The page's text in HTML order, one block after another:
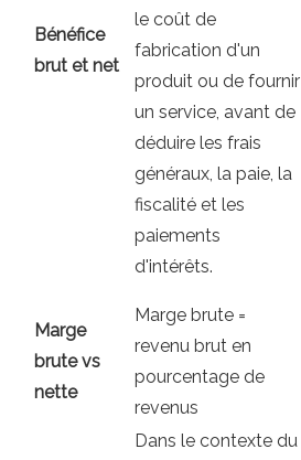
Bénéfice
brut et net
le coût de
fabrication d'un
produit ou de fournir
un service, avant de
déduire les frais
généraux, la paie, la
fiscalité et les
paiements
d'intérêts.
Marge
brute vs
nette
Marge brute =
revenu brut en
pourcentage de
revenus
Dans le contexte du